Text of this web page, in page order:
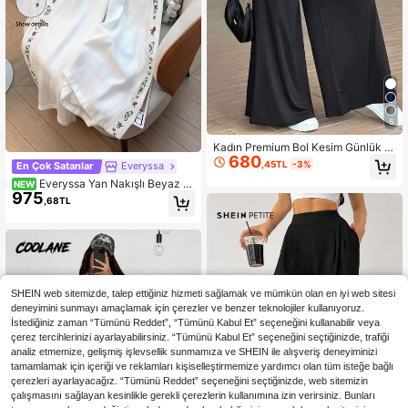
En Çok Satanlar Everyssa
NEW Everyssa Yan Nakışlı Beyaz G
eniş Paça Kadın Pantolon, Çok Yönl
ü ve Zarif
975 ,68TL
5
Kadın Premium Bol Kesim Günlük Y
er Boyu Geniş Paça Pantolon, Sonb
ahar Okula Dönüş ve İşe Gidiş İçin
680,45TL -3%
SHEIN web sitemizde, talep ettiğiniz hizmeti sağlamak ve mümkün olan en iyi web sitesi
deneyimini sunmayı amaçlamak için çerezler ve benzer teknolojiler kullanıyoruz.
İstediğiniz zaman “Tümünü Reddet”, “Tümünü Kabul Et” seçeneğini kullanabilir veya
çerez tercihlerinizi ayarlayabilirsiniz. “Tümünü Kabul Et” seçeneğini seçtiğinizde, trafiği
analiz etmemize, gelişmiş işlevsellik sunmamıza ve SHEIN ile alışveriş deneyiminizi
tamamlamak için içeriği ve reklamları kişiselleştirmemize yardımcı olan tüm isteğe bağlı
çerezleri ayarlayacağız. “Tümünü Reddet” seçeneğini seçtiğinizde, web sitemizin
çalışmasını sağlayan kesinlikle gerekli çerezlerin kullanımına izin verirsiniz. Bunları